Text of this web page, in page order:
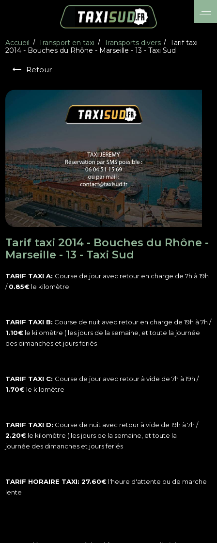
Accueil Transport en taxi Transports divers
Tarif taxi
2014 - Bouches du Rhône - Marseille - 13 - Taxi Sud
Retour
Tarif taxi 2014 - Bouches du Rhône -
Marseille - 13 - Taxi Sud
TARIF TAXI A: Course de jour avec retour en charge de 7h à 19h
/0.85€ le kilomètre
TARIF TAXI B: Course de nuit avec retour en charge de 19h à 7h /
1.10€ le kilomètre ( les jours de la semaine, et toute la journée
des dimanches et jours feriés
TARIF TAXI C: Course de jour avec retour à vide de 7h à 19h /
1.70€ le kilomètre
TARIF TAXI D: Course de nuit avec retour à vide de 19h à 7h /
2.20€ le kilomètre ( les jours de la semaine, et toute la
journée des dimanches et jours feriés
TARIF HORAIRE TAXI: 27.60€ l'heure d'attente ou de marche
lente
Panneau de gestion des cookies